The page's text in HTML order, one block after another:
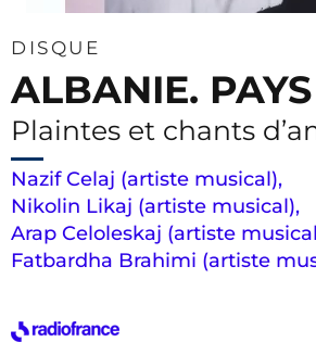
DISQUE
ALBANIE.
Plaintes et chants
Nazif Celaj (artiste musical),
Nikolin Likaj (artiste musical),
Arap Celoleskaj (artiste
Fatbardha Brahimi (artiste